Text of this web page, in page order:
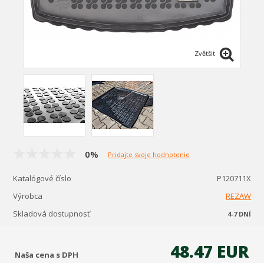
Zvětšit
0% Pridajte svoje hodnotenie
Katalógové číslo
P120711X
Výrobca
REZAW
Skladová dostupnosť
4-7 DNÍ
Naša cena s DPH 48.47 EUR